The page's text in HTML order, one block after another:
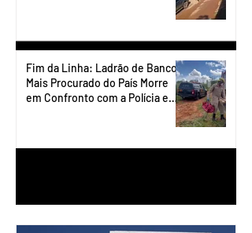
Fim da Linha: Ladrão de Banco
Mais Procurado do País Morre
em Confronto com a Polícia em